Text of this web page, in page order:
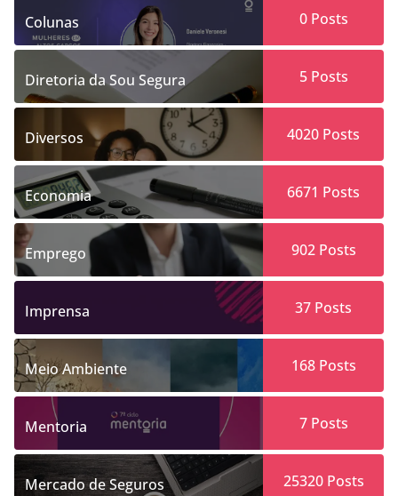
Colunas 0Posts
Diretoria da Sou Segura 5Posts
Diversos 4020 Posts
Economia 6671 Posts
Emprego 902Posts
Imprensa 37 Posts
Meio Ambiente 168Posts
Mentoria 7Posts
Mercado de Seguros 25320Posts